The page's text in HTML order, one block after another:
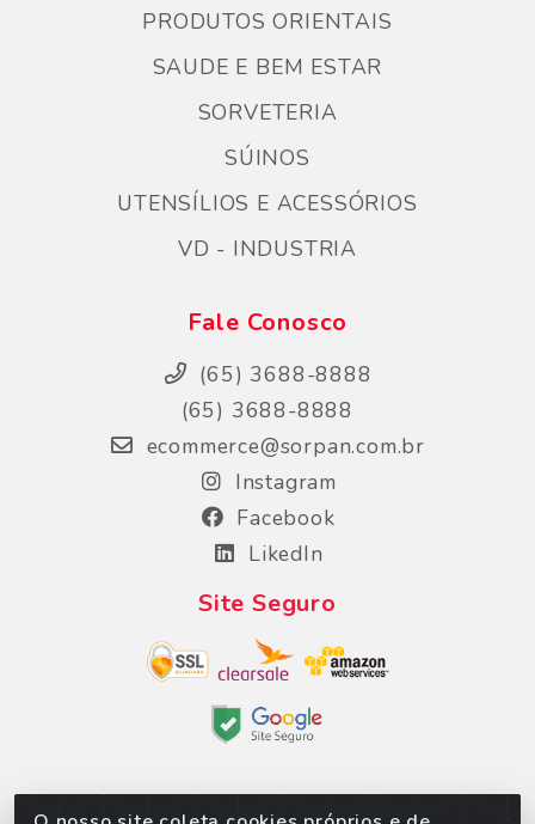
PRODUTOS ORIENTAIS
SAUDE E BEM ESTAR
SORVETERIA
SÚINOS
UTENSÍLIOS E ACESSÓRIOS
VD - INDUSTRIA
Fale Conosco
(65) 3688-8888
(65) 3688-8888
ecommerce@sorpan.com.br
Instagram
Facebook
LikedIn
Site Seguro